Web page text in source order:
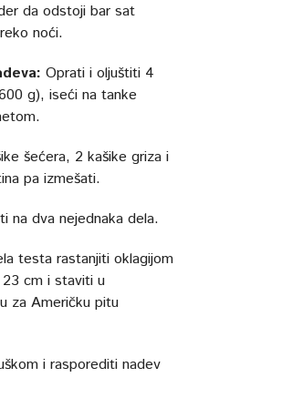
da odstoji bar sat
noći.
Oprati i oljuštiti 4
g), iseći na tanke
šećera, 2 kašike griza i
pa izmešati.
na dva nejednaka dela.
testa rastanjiti oklagijom
cm i staviti u
za Američku pitu
i rasporediti nadev